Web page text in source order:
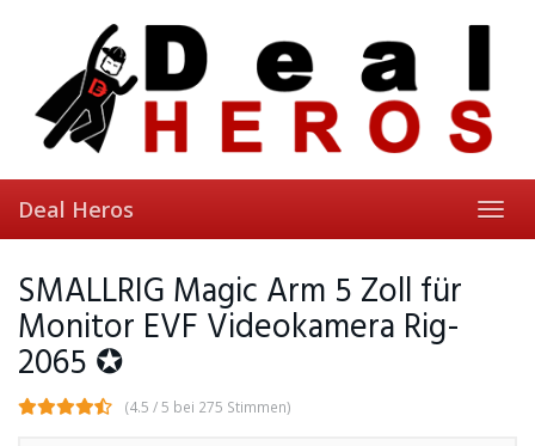
Deal Heros
SMALLRIG Magic Arm 5 Zoll für
Monitor EVF Videokamera Rig-
2065 ✪
(4.5 / 5 bei 275 Stimmen)